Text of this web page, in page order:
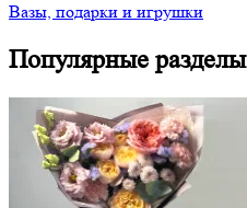
Вазы, подарки и игрушки
Популярные разделы